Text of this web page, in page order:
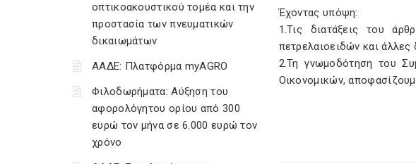
οπτικοακουστικού τομέα και την
προστασία των πνευματικών
δικαιωμάτων
ΑΑΔΕ: Πλατφόρμα myAGRO
Φιλοδωρήματα: Αύξηση του
αφορολόγητου ορίου από 300
ευρώ τον μήνα σε 6.000 ευρώ τον
χρόνο
Έχοντας υπόψη:
1.Τις διατάξεις του
πετρελαιοειδών και
2.Τη γνωμοδότηση του
Οικονομικών,